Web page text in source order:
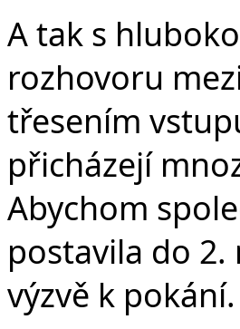
A tak s
rozhovoru
třesením
přicházejí
Abychom
postavila do
výzvě k pokání.